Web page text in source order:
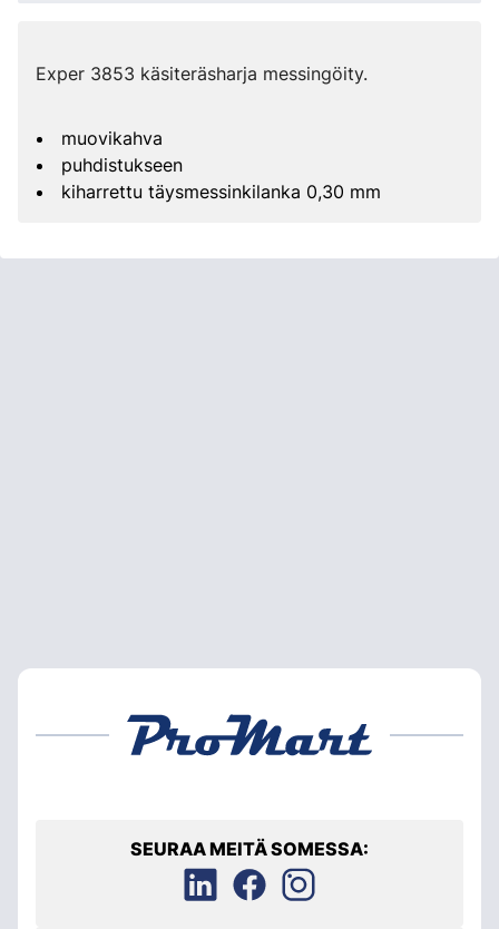
Exper 3853 käsiteräsharja messingöity.
muovikahva
puhdistukseen
kiharrettu täysmessinkilanka 0,30 mm
SEURAA MEITÄ SOMESSA: